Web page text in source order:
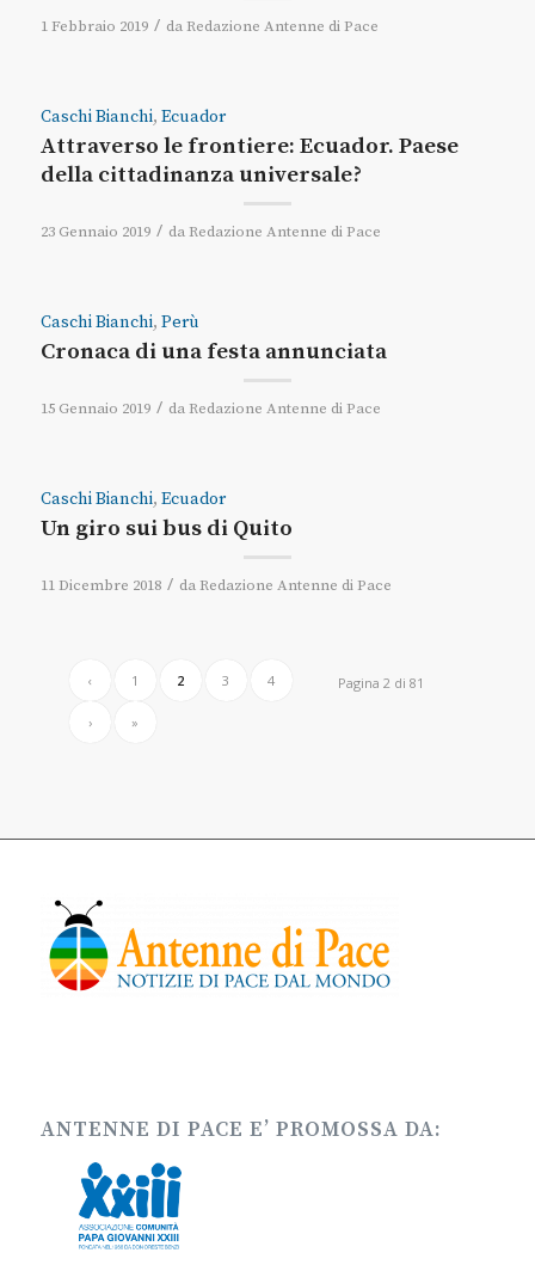
1 Febbraio 2019 / daRedazione Antenne di Pace
Caschi Bianchi, Ecuador
Attraverso le frontiere: Ecuador. Paese
della cittadinanza universale?
23 Gennaio 2019 / daRedazione Antenne di Pace
Caschi Bianchi, Perù
Cronaca di una festa annunciata
15 Gennaio 2019 / daRedazione Antenne di Pace
Caschi Bianchi, Ecuador
Un giro sui bus di Quito
11 Dicembre 2018 / daRedazione Antenne di Pace
Pagina 2 di 81
‹ 1 2 3 4
› »
ANTENNE DI PACE E’ PROMOSSA DA: